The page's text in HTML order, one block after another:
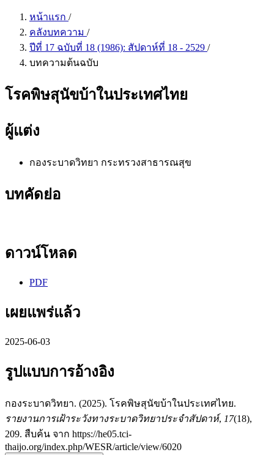
หน้าแรก /
คลังบทความ /
ปีที่ 17 ฉบับที่ 18 (1986): สัปดาห์ที่ 18 - 2529 /
บทความต้นฉบับ
โรคพิษสุนัขบ้าในประเทศไทย
ผู้แต่ง
กองระบาดวิทยา กระทรวงสาธารณสุข
บทคัดย่อ
ดาวน์โหลด
PDF
เผยแพร่แล้ว
2025-06-03
รูปแบบการอ้างอิง
กองระบาดวิทยา. (2025). โรคพิษสุนัขบ้าในประเทศไทย.
รายงานการเฝ้าระวังทางระบาดวิทยาประจำสัปดาห์, 17(18),
209. สืบค้น จาก https://he05.tci-
thaijo.org/index.php/WESR/article/view/6020